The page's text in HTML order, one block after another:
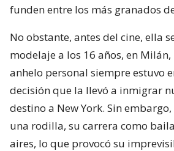
funden entre los más granados
No obstante, antes del cine, ella
modelaje a los 16 años, en
anhelo personal siempre estuvo
decisión que la llevó a inmigrar
destino a New York. Sin
una rodilla, su carrera como
aires, lo que provocó su